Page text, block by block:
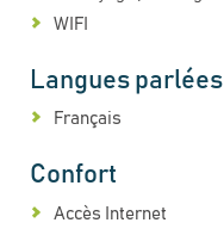
WIFI
Langues parlées
Français
Confort
Accès Internet